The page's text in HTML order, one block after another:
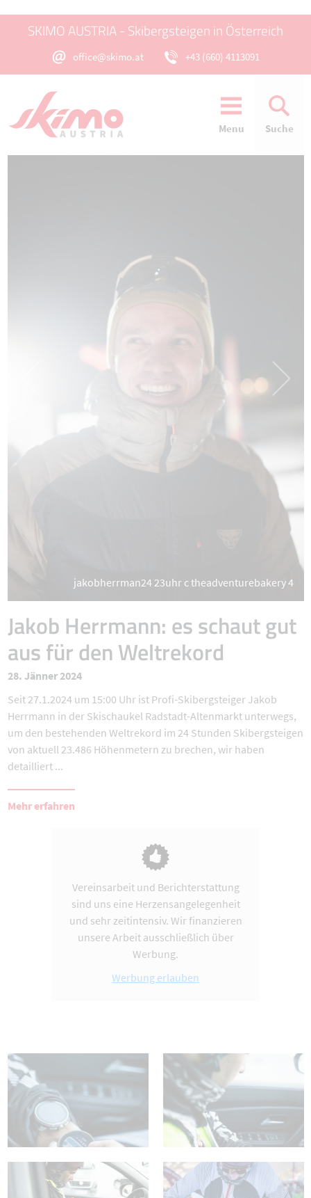
SKIMO AUSTRIA - Skibergsteigen in Österreich
office@skimo.at +43 (660) 4113091
Menu Suche
jakobherrman24 23uhr c theadventurebakery 4
Jakob Herrmann: es schaut gut
aus für den Weltrekord
28. Jänner 2024
Seit 27.1.2024 um 15:00 Uhr ist Profi-Skibergsteiger Jakob
Herrmann in der Skischaukel Radstadt-Altenmarkt unterwegs,
um den bestehenden Weltrekord im 24 Stunden Skibergsteigen
von aktuell 23.486 Höhenmetern zu brechen, wir haben
detailliert ...
Mehr erfahren
Vereinsarbeit und Berichterstattung
sind uns eine Herzensangelegenheit
und sehr zeitintensiv. Wir finanzieren
unsere Arbeit ausschließlich über
Werbung.
Werbung erlauben